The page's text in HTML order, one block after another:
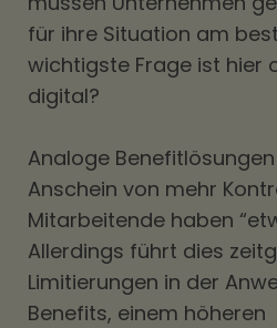
für ihre Situation am
wichtigste Frage ist hier
digital?
Analoge
Anschein von mehr
Mitarbeitende haben
Allerdings führt dies
Limitierungen in der
Benefits, einem höheren